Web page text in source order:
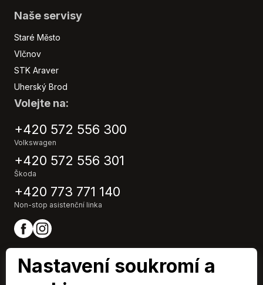
Parkovací senzory zadní
Plní 'EURO VI'
Podélný posuv sedadel
Pohon 4x2
Polohovací sedadla
Posilovač řízení
Protiprokluzový systém kol (ASR)
Přední pohon
Přední světla LED
Repro
Samostmívací zrcátka
Senzor opotřebení brzdových destiček
Senzor stěračů
Stabilizace podvozku (ESP)
Startování tlačítkem
USB
Naše servisy
Staré Město
Vlčnov
STK Araver
Uherský Brod
Volejte na:
+420 572 556 300
Volkswagen
+420 572 556 301
Škoda
+420 773 771 140
Non-stop asistenční linka
Nastavení soukromí a